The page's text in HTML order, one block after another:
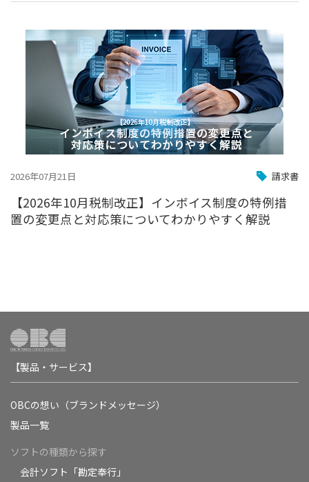
2026年07月21日 請求書
【2026年10月税制改正】インボイス制度の特例措
置の変更点と対応策についてわかりやすく解説
【製品・サービス】
OBCの想い（ブランドメッセージ）
製品一覧
ソフトの種類から探す
会計ソフト「勘定奉行」